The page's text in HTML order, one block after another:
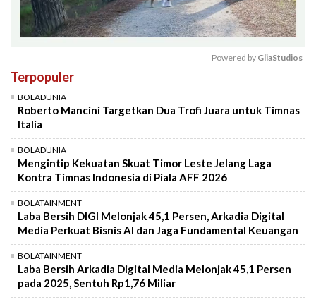
Powered by GliaStudios
Terpopuler
BOLADUNIA
Roberto Mancini Targetkan Dua Trofi Juara untuk Timnas
Italia
BOLADUNIA
Mengintip Kekuatan Skuat Timor Leste Jelang Laga
Kontra Timnas Indonesia di Piala AFF 2026
BOLATAINMENT
Laba Bersih DIGI Melonjak 45,1 Persen, Arkadia Digital
Media Perkuat Bisnis AI dan Jaga Fundamental Keuangan
BOLATAINMENT
Laba Bersih Arkadia Digital Media Melonjak 45,1 Persen
pada 2025, Sentuh Rp1,76 Miliar